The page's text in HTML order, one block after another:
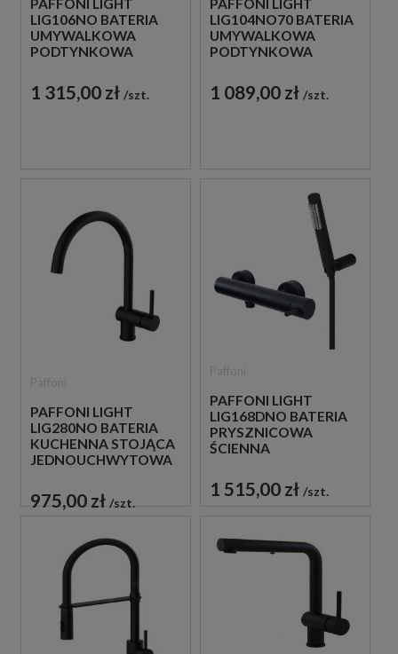
PAFFONI LIGHT
LIG106NO BATERIA
UMYWALKOWA
PODTYNKOWA
CZARNA
1 315,00 zł szt.
PAFFONI LIGHT
LIG104NO70 BATERIA
UMYWALKOWA
PODTYNKOWA
CZARNA
1 089,00 zł szt.
PAFFONI LIGHT
LIG280NO BATERIA
KUCHENNA STOJĄCA
JEDNOUCHWYTOWA
975,00 zł szt.
PAFFONI LIGHT
LIG168DNO BATERIA
PRYSZNICOWA
ŚCIENNA
CZARNA
1 515,00 zł szt.